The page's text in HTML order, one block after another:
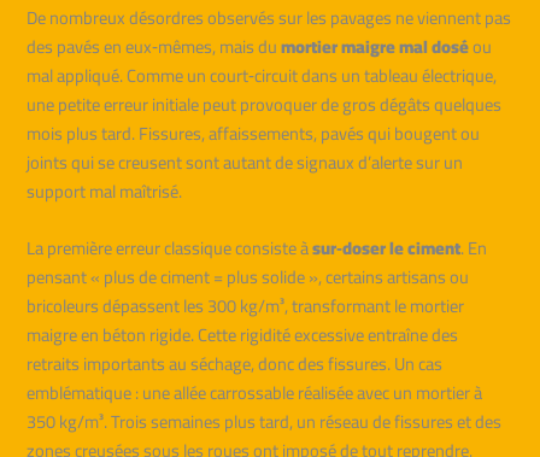
De nombreux désordres observés sur les pavages ne viennent pas
des pavés en eux‑mêmes, mais dumortier maigre mal doséou
mal appliqué. Comme un court‑circuit dans un tableau électrique,
une petite erreur initiale peut provoquer de gros dégâts quelques
mois plus tard. Fissures, affaissements, pavés qui bougent ou
joints qui se creusent sont autant de signaux d’alerte sur un
support mal maîtrisé.
La première erreur classique consiste àsur‑doser le ciment. En
pensant « plus de ciment = plus solide », certains artisans ou
bricoleurs dépassent les 300 kg/m³, transformant le mortier
maigre en béton rigide. Cette rigidité excessive entraîne des
retraits importants au séchage, donc des fissures. Un cas
emblématique : une allée carrossable réalisée avec un mortier à
350 kg/m³. Trois semaines plus tard, un réseau de fissures et des